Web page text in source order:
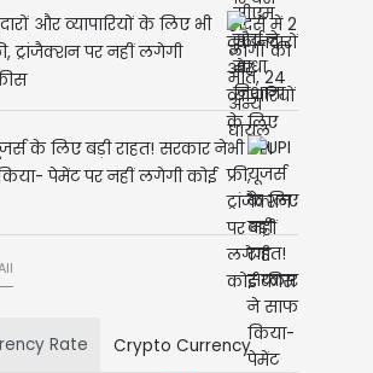
और व्यापारियों के लिए भी
ट्रांजैक्शन पर नहीं लगेगी
के लिए बड़ी राहत! सरकार ने
पेमेंट पर नहीं लगेगी कोई
Rate Crypto Currency